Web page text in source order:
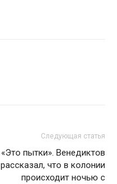
Следующая статья
«Это пытки». Венедиктов
рассказал, что в колонии
происходит ночью с